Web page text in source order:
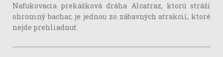
Nafukovacia prekážková dráha Alcatraz, ktorú stráži
ohromný bachar, je jednou zo zábavných atrakcií, ktoré
nejde prehliadnuť.